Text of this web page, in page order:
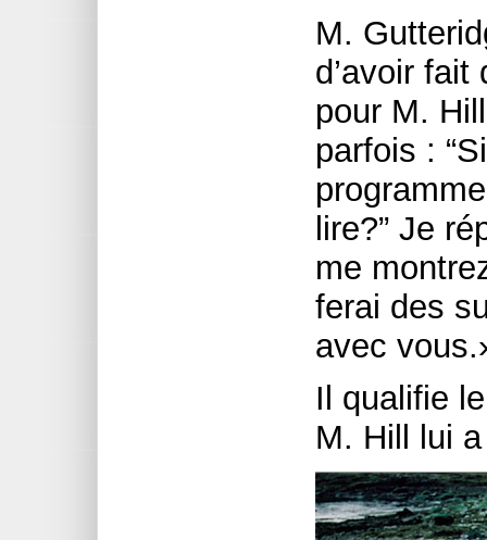
M.
d’avoir
pour M.
parfois :
lire?” Je
me
ferai des
avec
Il qualifie
M. Hill lui